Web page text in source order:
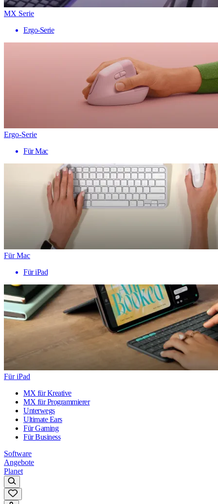
MX Serie
Ergo-Serie
Ergo-Serie
Für Mac
Für Mac
Für iPad
Für iPad
MX für Kreative
MX für Programmierer
Unterwegs
Ultimate Ears
Für Gaming
Für Business
Software
Angebote
Planet